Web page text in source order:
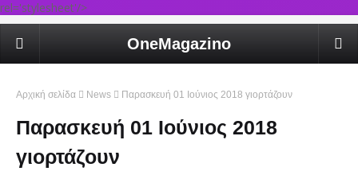
rel='stylesheet'/>
OneMagazino
Αρχική σελίδα News Παρασκευή 01 Ιούνιος 2018 γιορτάζουν
Παρασκευή 01 Ιούνιος 2018
γιορτάζουν